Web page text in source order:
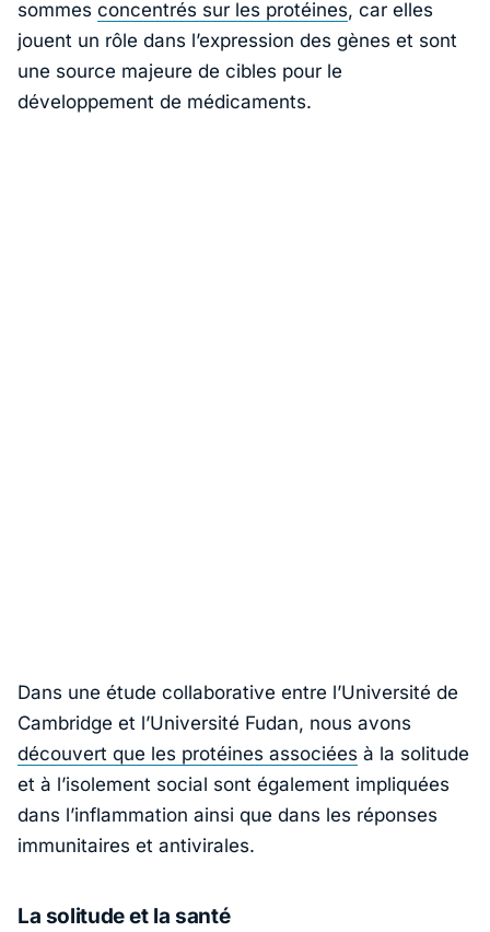
sommes concentrés sur les protéines, car elles
jouent un rôle dans l’expression des gènes et sont
une source majeure de cibles pour le
développement de médicaments.
Dans une étude collaborative entre l’Université de
Cambridge et l’Université Fudan, nous avons
découvert que les protéines associées à la solitude
et à l’isolement social sont également impliquées
dans l’inflammation ainsi que dans les réponses
immunitaires et antivirales.
La solitude et la santé